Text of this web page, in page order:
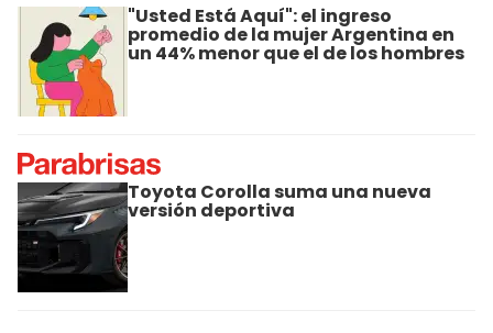
"Usted Está Aquí": el ingreso
promedio de la mujer Argentina en
un 44% menor que el de los hombres
Toyota Corolla suma una nueva
versión deportiva